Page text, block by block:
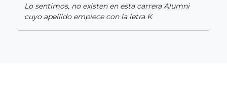
Lo sentimos, no existen en esta carrera Alumni
cuyo apellido empiece con la letra K